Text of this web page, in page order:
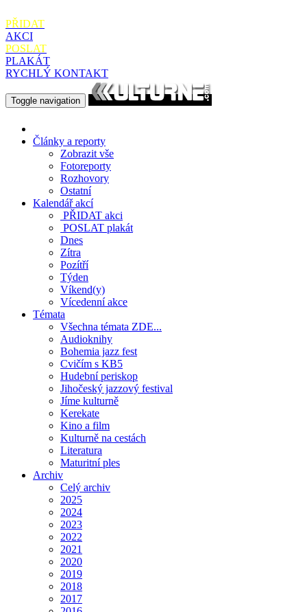
PŘIDAT
AKCI
POSLAT
PLAKÁT
RYCHLÝ KONTAKT
Toggle navigation
Články a reporty
Zobrazit vše
Fotoreporty
Rozhovory
Ostatní
Kalendář akcí
PŘIDAT akci
POSLAT plakát
Dnes
Zítra
Pozítří
Týden
Víkend(y)
Vícedenní akce
Témata
Všechna témata ZDE...
Audioknihy
Bohemia jazz fest
Cvičím s KB5
Hudební periskop
Jihočeský jazzový festival
Jíme kulturně
Kerekate
Kino a film
Kulturně na cestách
Literatura
Maturitní ples
Archiv
Celý archiv
2025
2024
2023
2022
2021
2020
2019
2018
2017